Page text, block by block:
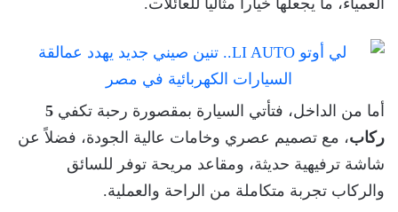
أما من الداخل، فتأتي السيارة بمقصورة رحبة تكفي 5
ركاب، مع تصميم عصري وخامات عالية الجودة، فضلاً عن
شاشة ترفيهية حديثة، ومقاعد مريحة توفر للسائق
والركاب تجربة متكاملة من الراحة والعملية.